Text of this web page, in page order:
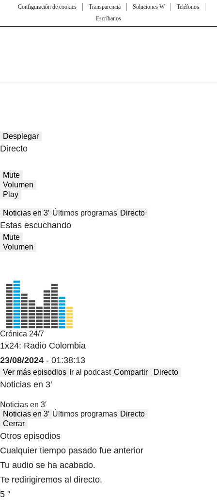
Configuración de cookies
Transparencia Soluciones W
Teléfonos
Escríbanos
Desplegar
Directo
Mute
Volumen
Play
Noticias en 3′ Últimos programas Directo
Estas escuchando
Mute
Volumen
Crónica 24/7
1x24: Radio Colombia
23/08/2024 - 01:38:13
Ver más episodios Ir al podcast Compartir Directo
Noticias en 3′
Noticias en 3′
Noticias en 3′ Últimos programas Directo
Cerrar
Otros episodios
Cualquier tiempo pasado fue anterior
Tu audio se ha acabado.
Te redirigiremos al directo.
5 "